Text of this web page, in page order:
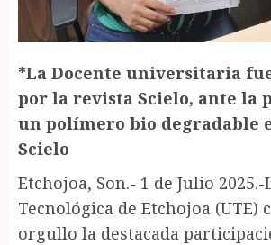
*La Docente universitaria
por la revista Scielo, ante la
un polímero bio degradable
Scielo
Etchojoa, Son.- 1 de Julio
Tecnológica de Etchojoa (UTE)
orgullo la destacada